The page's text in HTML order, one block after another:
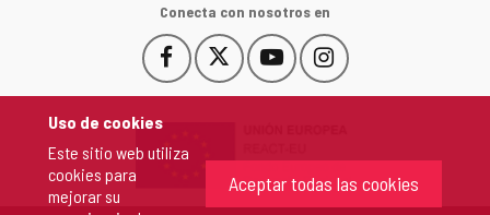
Uso de cookies
Este sitio web utiliza
cookies para
mejorar su
Aceptar todas las cookies
Conecta con nosotros en
Facebook
Este
enlace
en
Este
enlace
una
ventana
YouTube
Este
enlace
una
ventana
Instagram
Este
enlace
una
ventana